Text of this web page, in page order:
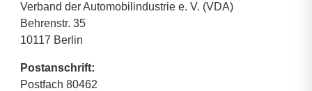
Verband der Automobilindustrie e. V. (VDA)
Behrenstr. 35
10117 Berlin
Postanschrift:
Postfach 80462